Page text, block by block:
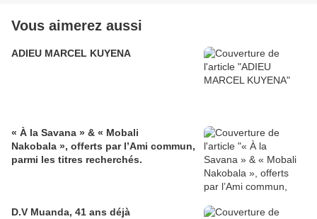
Vous aimerez aussi
ADIEU MARCEL KUYENA
« À la Savana » & « Mobali
Nakobala », offerts par l’Ami commun,
parmi les titres recherchés.
D.V Muanda, 41 ans déjà